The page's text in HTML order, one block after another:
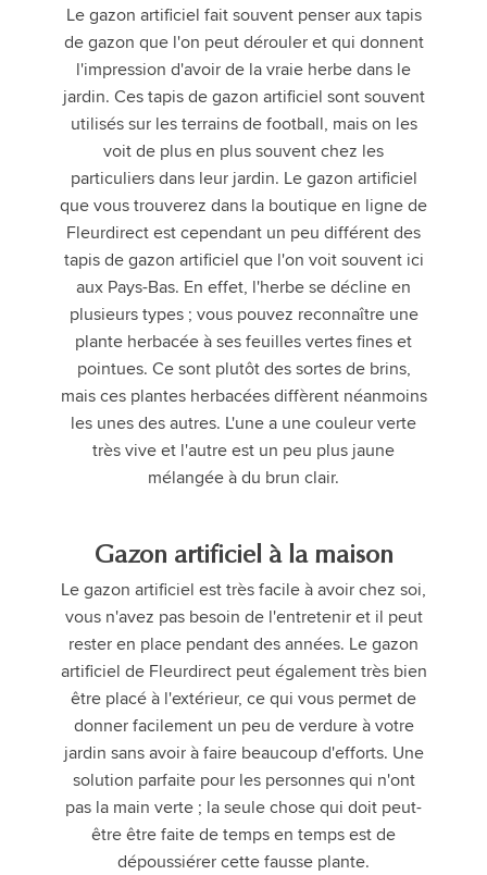
Le gazon artificiel fait souvent penser aux tapis
de gazon que l'on peut dérouler et qui donnent
l'impression d'avoir de la vraie herbe dans le
jardin. Ces tapis de gazon artificiel sont souvent
utilisés sur les terrains de football, mais on les
voit de plus en plus souvent chez les
particuliers dans leur jardin. Le gazon artificiel
que vous trouverez dans la boutique en ligne de
Fleurdirect est cependant un peu différent des
tapis de gazon artificiel que l'on voit souvent ici
aux Pays-Bas. En effet, l'herbe se décline en
plusieurs types ; vous pouvez reconnaître une
plante herbacée à ses feuilles vertes fines et
pointues. Ce sont plutôt des sortes de brins,
mais ces plantes herbacées diffèrent néanmoins
les unes des autres. L'une a une couleur verte
très vive et l'autre est un peu plus jaune
mélangée à du brun clair.
Gazon artificiel à la maison
Le gazon artificiel est très facile à avoir chez soi,
vous n'avez pas besoin de l'entretenir et il peut
rester en place pendant des années. Le gazon
artificiel de Fleurdirect peut également très bien
être placé à l'extérieur, ce qui vous permet de
donner facilement un peu de verdure à votre
jardin sans avoir à faire beaucoup d'efforts. Une
solution parfaite pour les personnes qui n'ont
pas la main verte ; la seule chose qui doit peut-
être être faite de temps en temps est de
dépoussiérer cette fausse plante.